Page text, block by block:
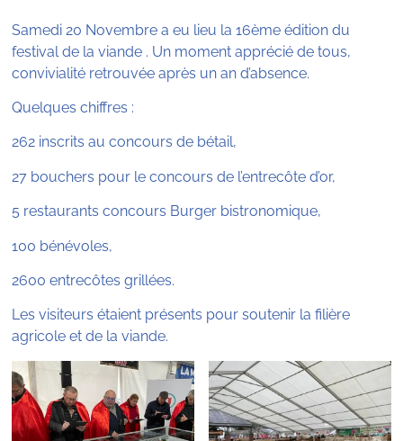
Samedi 20 Novembre a eu lieu la 16ème édition du
festival de la viande . Un moment apprécié de tous,
convivialité retrouvée après un an d’absence.
Quelques chiffres :
262 inscrits au concours de bétail,
27 bouchers pour le concours de l’entrecôte d’or,
5 restaurants concours Burger bistronomique,
100 bénévoles,
2600 entrecôtes grillées.
Les visiteurs étaient présents pour soutenir la filière
agricole et de la viande.